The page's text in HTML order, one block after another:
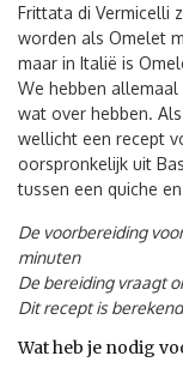
Frittata di Vermicelli
worden als Omelet
maar in Italië is
We hebben
wat over hebben.
wellicht een recept
oorspronkelijk uit
tussen een quiche
De voorbereiding
minuten
De bereiding vraagt
Dit recept is
Wat heb je nodig